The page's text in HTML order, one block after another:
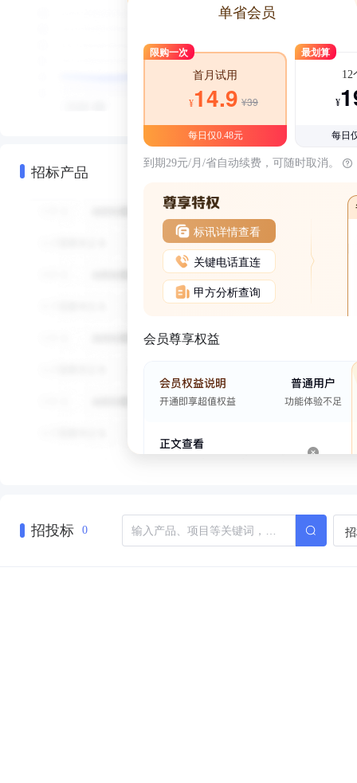
招标产品
单省会员
限购一次
首月试用
¥14.9 ¥39
每日仅0.48元
最划算
12
¥
每日
到期29元/月/省自动续费，可随时取消。
标讯详情查看
关键电话直连
甲方分析查询
会员尊享权益
招投标 0